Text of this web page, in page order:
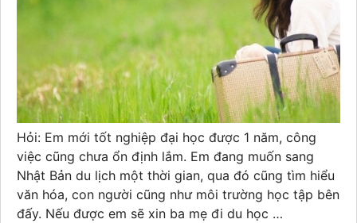
Hỏi: Em mới tốt nghiệp đại học được 1 năm, công
việc cũng chưa ổn định lắm. Em đang muốn sang
Nhật Bản du lịch một thời gian, qua đó cũng tìm hiểu
văn hóa, con người cũng như môi trường học tập bên
đấy. Nếu được em sẽ xin ba mẹ đi du học …